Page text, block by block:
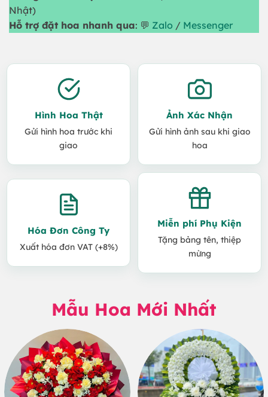
Nhật)
Hỗ trợ đặt hoa nhanh qua: 💬 Zalo / Messenger
Hình Hoa Thật
Gửi hình hoa trước khi
giao
Ảnh Xác Nhận
Gửi hình ảnh sau khi giao
hoa
Hóa Đơn Công Ty
Xuất hóa đơn VAT (+8%)
Miễn phí Phụ Kiện
Tặng bảng tên, thiệp
mừng
Mẫu Hoa Mới Nhất